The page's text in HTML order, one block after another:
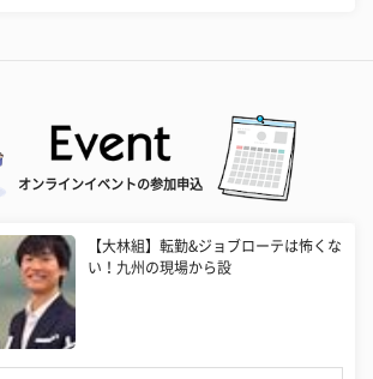
オンラインイベントの参加申込
【大林組】転勤&ジョブローテは怖くな
い！九州の現場から設